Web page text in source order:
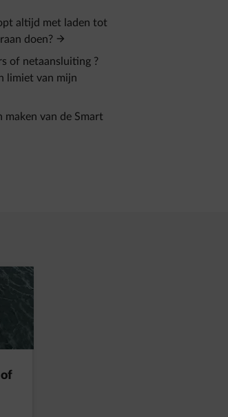
altijd met laden tot
doen?
of netaansluiting ?
limiet van mijn
maken van de Smart